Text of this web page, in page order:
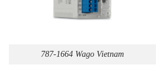
787-1664 Wago Vietnam